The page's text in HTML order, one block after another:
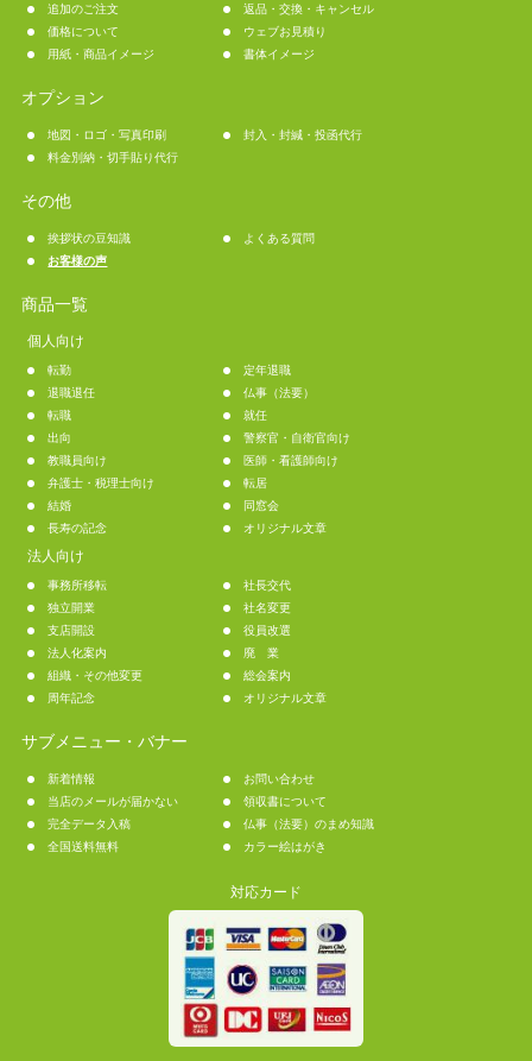
追加のご注文
返品・交換・キャンセル
価格について
ウェブお見積り
用紙・商品イメージ
書体イメージ
オプション
地図・ロゴ・写真印刷
封入・封緘・投函代行
料金別納・切手貼り代行
その他
挨拶状の豆知識
よくある質問
お客様の声
商品一覧
個人向け
転勤
定年退職
退職退任
仏事（法要）
転職
就任
出向
警察官・自衛官向け
教職員向け
医師・看護師向け
弁護士・税理士向け
転居
結婚
同窓会
長寿の記念
オリジナル文章
法人向け
事務所移転
社長交代
独立開業
社名変更
支店開設
役員改選
法人化案内
廃 業
組織・その他変更
総会案内
周年記念
オリジナル文章
サブメニュー・バナー
新着情報
お問い合わせ
当店のメールが届かない
領収書について
完全データ入稿
仏事（法要）のまめ知識
全国送料無料
カラー絵はがき
対応カード